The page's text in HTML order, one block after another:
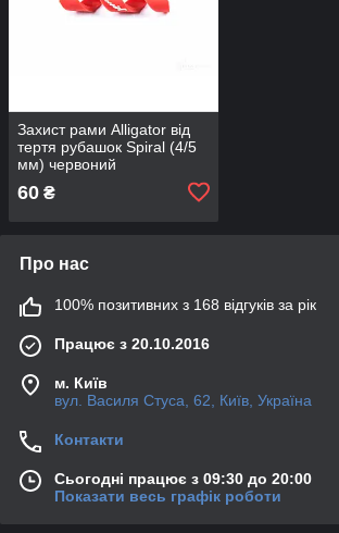
Захист рами Alligator від
тертя рубашок Spiral (4/5
мм) червоний
60 ₴
Про нас
100% позитивних з 168 відгуків за рік
Працює з 20.10.2016
м. Київ
вул. Василя Стуса, 62, Київ, Україна
Контакти
Сьогодні працює з 09:30 до 20:00
Показати весь графік роботи